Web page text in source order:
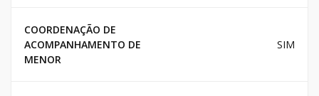
COORDENAÇÃO DE
ACOMPANHAMENTO DE
MENOR
SIM